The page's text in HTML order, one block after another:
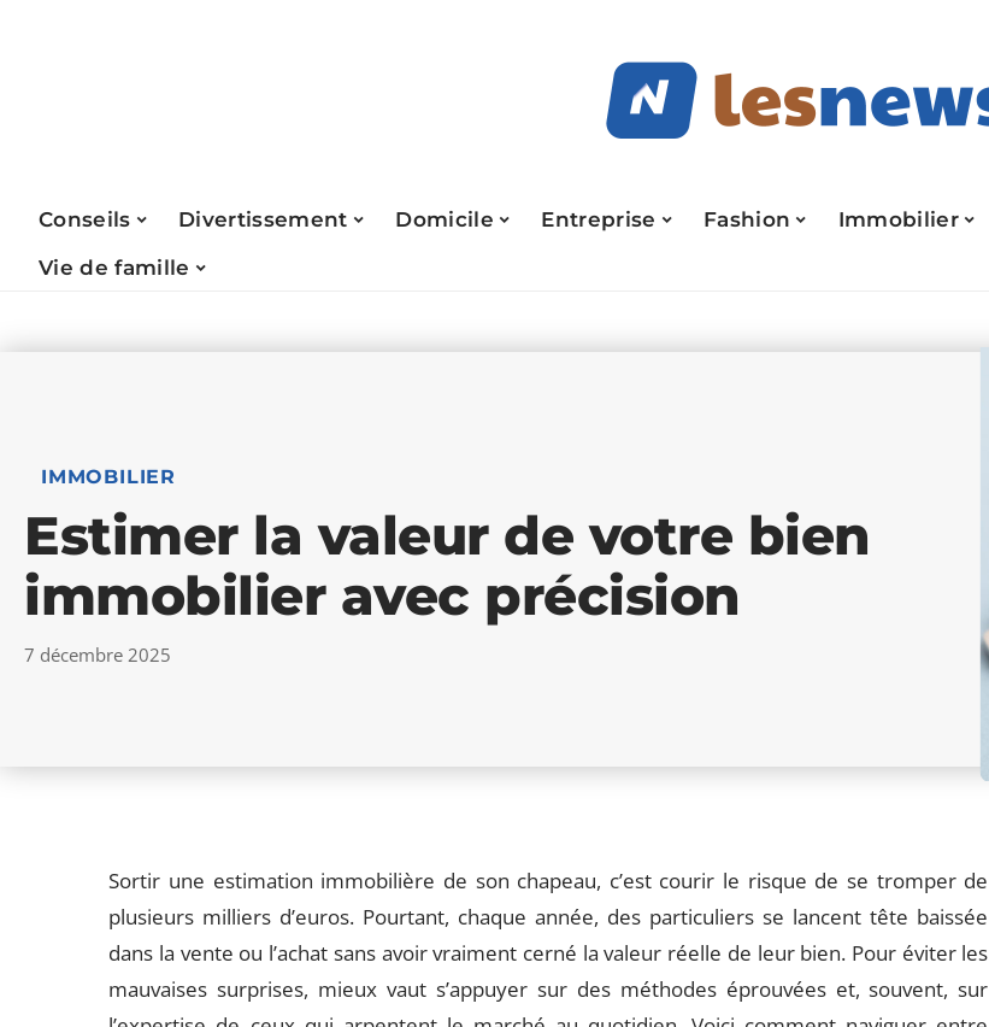
Conseils Divertissement Domicile Entreprise Fashion Immobilier
Vie de famille
IMMOBILIER
Estimer la valeur de votre bien
immobilier avec précision
7 décembre 2025
Sortir une estimation immobilière de son chapeau, c’est courir le risque de se tromper de
plusieurs milliers d’euros. Pourtant, chaque année, des particuliers se lancent tête baissée
dans la vente ou l’achat sans avoir vraiment cerné la valeur réelle de leur bien. Pour éviter les
mauvaises surprises, mieux vaut s’appuyer sur des méthodes éprouvées et, souvent, sur